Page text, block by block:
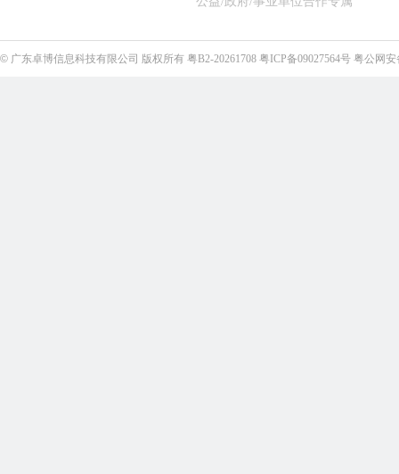
© 广东卓博信息科技有限公司 版权所有 粤B2-20261708 粤ICP备09027564号 粤公网安